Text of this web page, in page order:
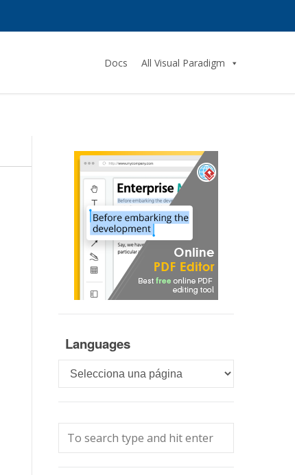
Docs All Visual Paradigm
Languages
Languages